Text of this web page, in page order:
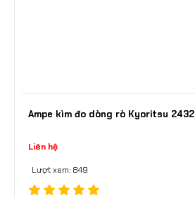
Ampe kìm đo dòng rò Kyoritsu 2432
Liên hệ
Lượt xem: 849